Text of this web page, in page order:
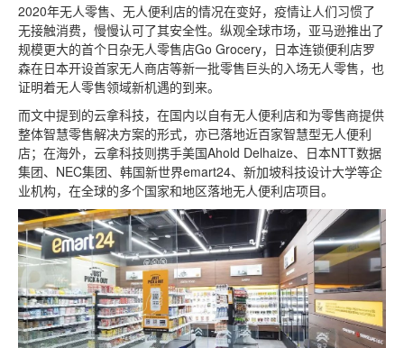
2020年无人零售、无人便利店的情况在变好，疫情让人们习惯了
无接触消费，慢慢认可了其安全性。纵观全球市场，亚马逊推出了
规模更大的首个日杂无人零售店Go Grocery，日本连锁便利店罗
森在日本开设首家无人商店等新一批零售巨头的入场无人零售，也
证明着无人零售领域新机遇的到来。
而文中提到的云拿科技，在国内以自有无人便利店和为零售商提供
整体智慧零售解决方案的形式，亦已落地近百家智慧型无人便利
店；在海外，云拿科技则携手美国Ahold Delhaize、日本NTT数据
集团、NEC集团、韩国新世界emart24、新加坡科技设计大学等企
业机构，在全球的多个国家和地区落地无人便利店项目。